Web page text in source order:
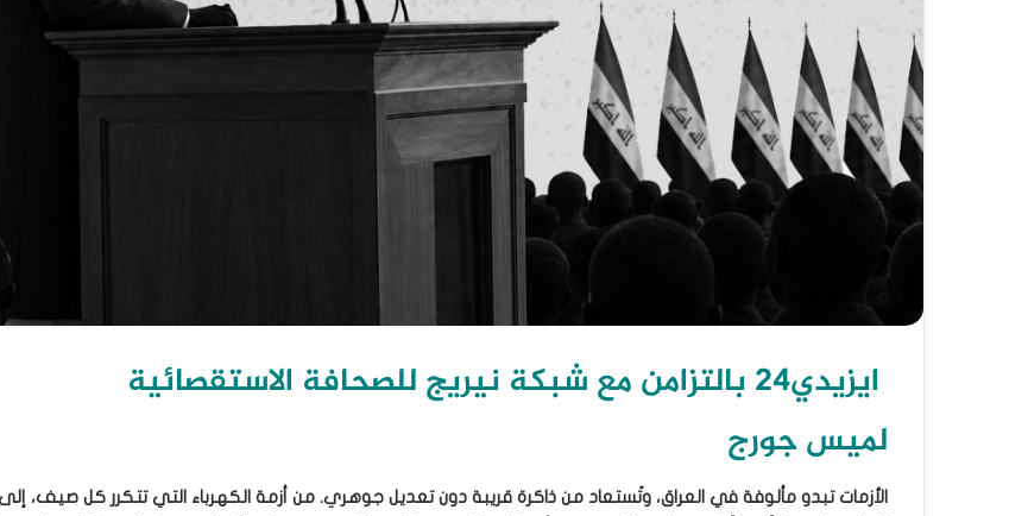
ايزيدي24 بالتزامن مع شبكة نيريج للصحافة الاستقصائية
لميس جورج
الأزمات تبدو مألوفة في العراق، وتُستعاد من ذاكرة قريبة دون تعديل جوهري. من أزمة الكهرباء التي تتكرر كل